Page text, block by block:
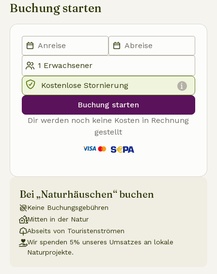
Buchung starten
Kostenlose Stornierung
Buchung starten
Dir werden noch keine Kosten in Rechnung
gestellt
Bei „Naturhäuschen“ buchen
Keine Buchungsgebühren
Mitten in der Natur
Abseits von Touristenströmen
Wir spenden 5% unseres Umsatzes an lokale
Naturprojekte.